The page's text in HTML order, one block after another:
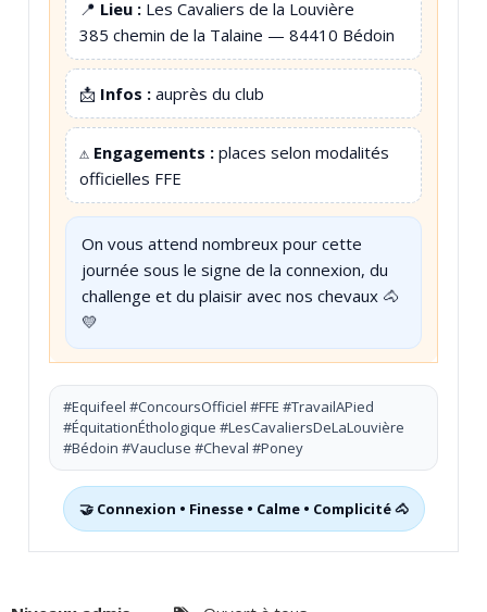
📍 Lieu : Les Cavaliers de la Louvière
385 chemin de la Talaine — 84410 Bédoin
📩 Infos : auprès du club
⚠️ Engagements : places selon modalités
officielles FFE
On vous attend nombreux pour cette
journée sous le signe de la connexion, du
challenge et du plaisir avec nos chevaux 🐴
💛
#Equifeel #ConcoursOfficiel #FFE #TravailAPied
#ÉquitationÉthologique #LesCavaliersDeLaLouvière
#Bédoin #Vaucluse #Cheval #Poney
🤝 Connexion • Finesse • Calme • Complicité 🐴